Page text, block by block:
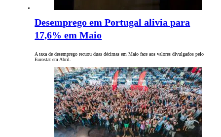
Desemprego em Portugal alivia para
17,6% em Maio
A taxa de desemprego recuou duas décimas em Maio face aos valores divulgados pelo
Eurostat em Abril.